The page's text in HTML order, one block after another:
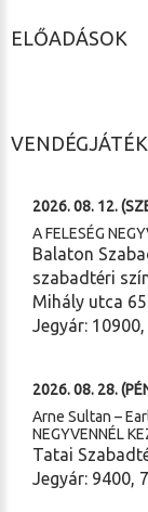
ELŐADÁSOK
VENDÉGJÁTÉK
2026. 08. 12.
A FELESÉG
Balaton
szabadtéri
Mihály utca
Jegyár:
2026. 08. 28.
Arne Sultan –
NEGYVENNÉL
Tatai
Jegyár: 9400,